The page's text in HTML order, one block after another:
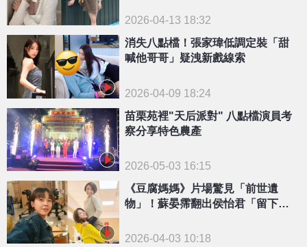
2026-04-13 18:32
消失八點檔！張家瑋低調定裝「甜
喊他哥哥」疑洩新戲線索
2026-04-09 18:24
苗栗苑裡"天后派對" 八點檔演員考
察分享特色農產
2026-05-03 16:15
《豆腐媽媽》片場驚見「前世遺
物」！蘇晏霈翻出侯怡君「留下這
2026-04-03 10:18